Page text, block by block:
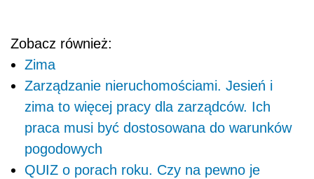
Zobacz również:
Zima
Zarządzanie nieruchomościami. Jesień i
zima to więcej pracy dla zarządców. Ich
praca musi być dostosowana do warunków
pogodowych
QUIZ o porach roku. Czy na pewno je